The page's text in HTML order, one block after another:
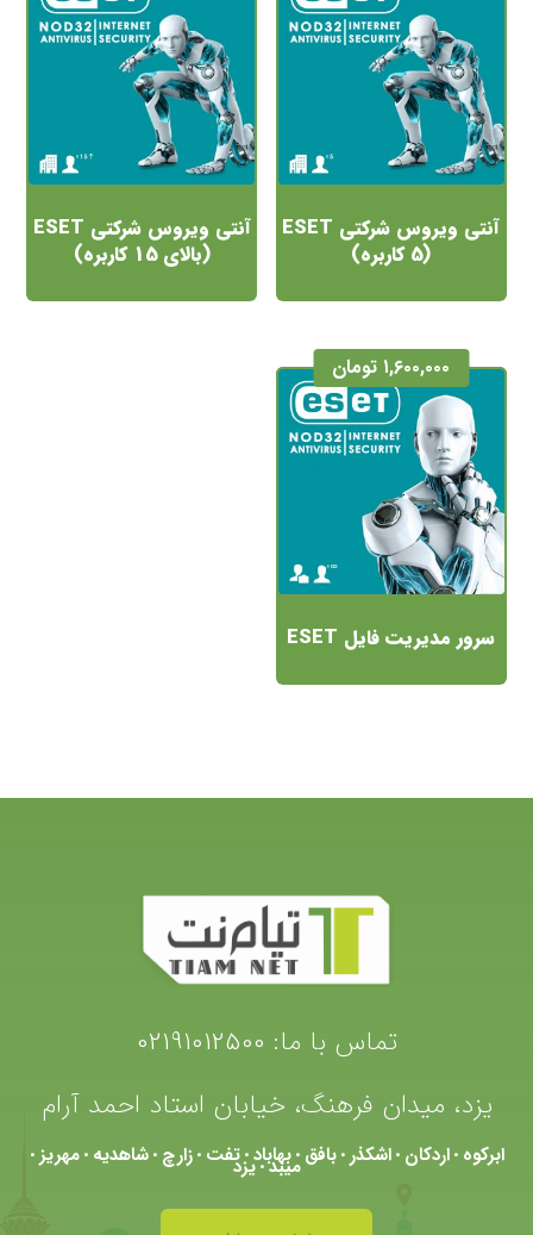
آنتی ویروس شرکتی ESET
(5 کاربره)
آنتی ویروس شرکتی ESET
(بالای 15 کاربره)
سرور مدیریت فایل ESET
۱,۶۰۰,۰۰۰ تومان
تماس با ما: 02191012500
یزد، میدان فرهنگ، خیابان استاد احمد آرام
ابرکوه •اردکان •اشکذر •بافق •بهاباد •تفت •زارچ •شاهدیه •مهریز • میبد•یزد